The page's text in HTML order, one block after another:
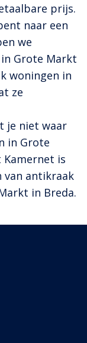
prijs.
naar een
we
Grote Markt
woningen in
ze
je niet waar
in Grote
is
van antikraak
in Breda.